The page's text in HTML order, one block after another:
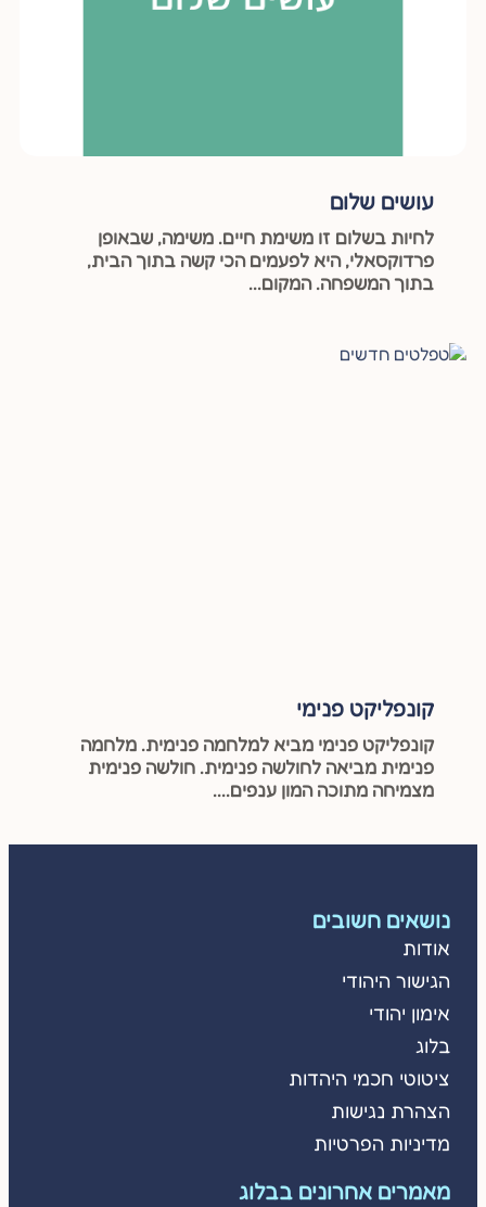
עושים שלום
לחיות בשלום זו משימת חיים. משימה, שבאופן
פרדוקסאלי, היא לפעמים הכי קשה בתוך הבית,
בתוך המשפחה. המקום...
קונפליקט פנימי
קונפליקט פנימי מביא למלחמה פנימית. מלחמה
פנימית מביאה לחולשה פנימית. חולשה פנימית
מצמיחה מתוכה המון ענפים....
נושאים חשובים
אודות
הגישור היהודי
אימון יהודי
בלוג
ציטוטי חכמי היהדות
הצהרת נגישות
מדיניות הפרטיות
מאמרים אחרונים בבלוג